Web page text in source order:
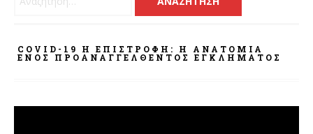
COVID-19 Η ΕΠΙΣΤΡΟΦΗ: Η ΑΝΑΤΟΜΊΑ
ΕΝΌΣ ΠΡΟΑΝΑΓΓΕΛΘΈΝΤΟΣ ΕΓΚΛΉΜΑΤΟΣ